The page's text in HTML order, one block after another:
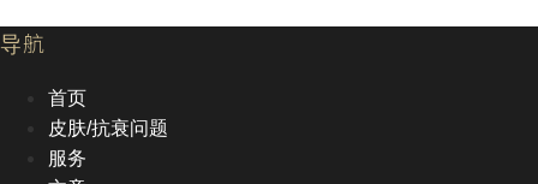
导航
首页
皮肤/抗衰问题
服务